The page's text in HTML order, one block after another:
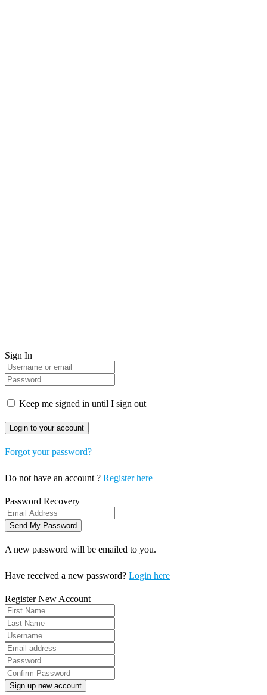
Sign In
Keep me signed in until I sign out
Forgot your password?
Do not have an account ? Register here
Password Recovery
A new password will be emailed to you.
Have received a new password? Login here
Register New Account